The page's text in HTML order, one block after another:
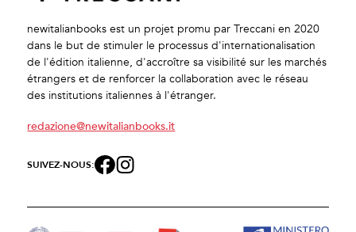
newitalianbooks est un projet promu par Treccani en 2020
dans le but de stimuler le processus d'internationalisation
de l'édition italienne, d'accroître sa visibilité sur les marchés
étrangers et de renforcer la collaboration avec le réseau
des institutions italiennes à l'étranger.
redazione@newitalianbooks.it
SUIVEZ-NOUS: